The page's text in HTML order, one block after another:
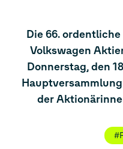
Die 66.
Volkswagen
Donnerstag, den
der